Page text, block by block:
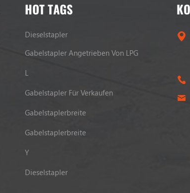
HOT TAGS
Dieselstapler
Gabelstapler Angetrieben Von LPG
L
Gabelstapler Für Verkaufen
Gabelstaplerbreite
Gabelstaplerbreite
Y
Dieselstapler